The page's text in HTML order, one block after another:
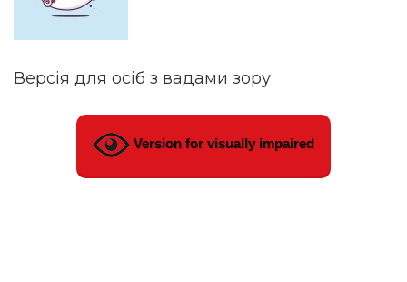
Версія для осіб з вадами зору
Version for visually impaired